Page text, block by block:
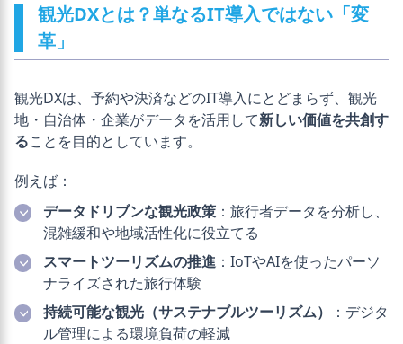
観光DXとは？単なるIT導入ではない「変
革」
観光DXは、予約や決済などのIT導入にとどまらず、観光
地・自治体・企業がデータを活用して新しい価値を共創す
ることを目的としています。
例えば：
データドリブンな観光政策 ：旅行者データを分析し、
混雑緩和や地域活性化に役立てる
スマートツーリズムの推進 ：IoTやAIを使ったパーソ
ナライズされた旅行体験
持続可能な観光（サステナブルツーリズム）
：デジタ
ル管理による環境負荷の軽減